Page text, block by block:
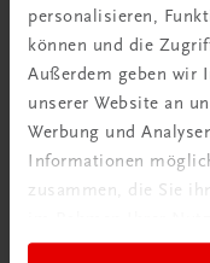
personalisieren,
können und die
Außerdem geben wir
unserer Website an
Werbung und
Informationen
zusammen, die Sie
Schon entdeckt?
Ratgeber